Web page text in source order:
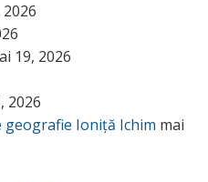
19, 2026
2026
Ioniță Ichim mai